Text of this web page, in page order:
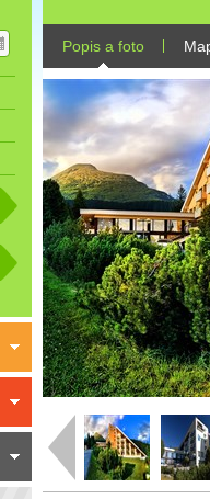
Popis a foto